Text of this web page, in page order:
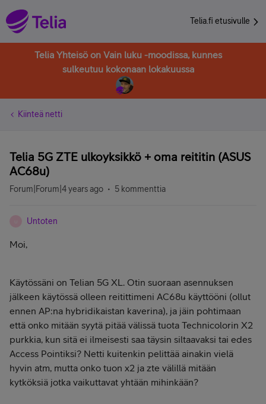
Telia.fi etusivulle
Telia Yhteisö on Vain luku -moodissa, kunnes
sulkeutuu kokonaan lokakuussa
Kiinteä netti
Telia 5G ZTE ulkoyksikkö + oma reititin (ASUS
AC68u)
Forum|Forum|4 years ago 5 kommenttia
Untoten
Moi,
Käytössäni on Telian 5G XL. Otin suoraan asennuksen
jälkeen käytössä olleen reitittimeni AC68u käyttööni (ollut
ennen AP:na hybridikaistan kaverina), ja jäin pohtimaan
että onko mitään syytä pitää välissä tuota Technicolorin X2
purkkia, kun sitä ei ilmeisesti saa täysin siltaavaksi tai edes
Access Pointiksi? Netti kuitenkin pelittää ainakin vielä
hyvin atm, mutta onko tuon x2 ja zte välillä mitään
kytköksiä jotka vaikuttavat yhtään mihinkään?